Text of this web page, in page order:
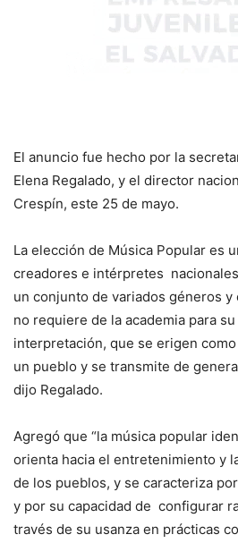
El anuncio fue hecho por la
Elena Regalado, y el director
Crespín, este 25 de mayo.
La elección de Música Popular es
creadores e intérpretes
un conjunto de variados géneros
no requiere de la academia para
interpretación, que se erigen
un pueblo y se transmite de
dijo Regalado.
Agregó que “la música popular
orienta hacia el entretenimiento y
de los pueblos, y se caracteriza
y por su capacidad de configurar
través de su usanza en prácticas